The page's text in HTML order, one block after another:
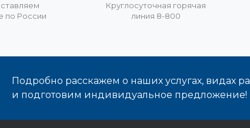
по России
Круглосуточная горячая
линия 8-800
Подробно расскажем о наших услугах, видах
и подготовим индивидуальное предложение!